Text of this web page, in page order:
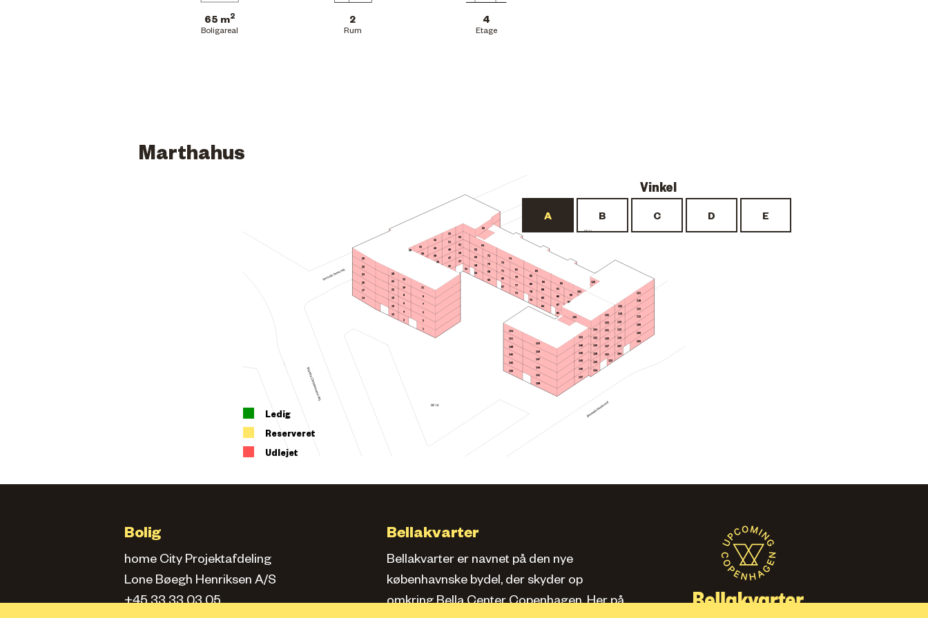
65 m2
Boligareal
2
Rum
4
Etage
Marthahus
BF18
BF22
154
151
148
145
142
139
11
9
7
5
3
1
12
10
8
6
4
2
28
25
22
19
16
13
29
26
23
20
17
14
63
61
59
57
55
53
51
49
47
45
42
40
38
36
41
39
30
153
150
147
144
141
138
152
149
146
143
140
137
134
136
132
130
128
126
124
133
135
131
129
127
125
123
119
122
116
113
110
107
104
118
121
120
115
112
109
106
103
72
64
65
74
83
92
101
70
68
66
62
60
58
56
73
71
69
67
81
79
77
75
82
80
78
76
90
88
86
84
91
89 99
97
87
85
Ledig
Reserveret
Udlejet
Bolig
home City Projektafdeling
Lone Bøegh Henriksen A/S
+45 33 33 03 05
Bellakvarter
Bellakvarter er navnet på den nye
københavnske bydel, der skyder op
omkring Bella Center Copenhagen. Her på